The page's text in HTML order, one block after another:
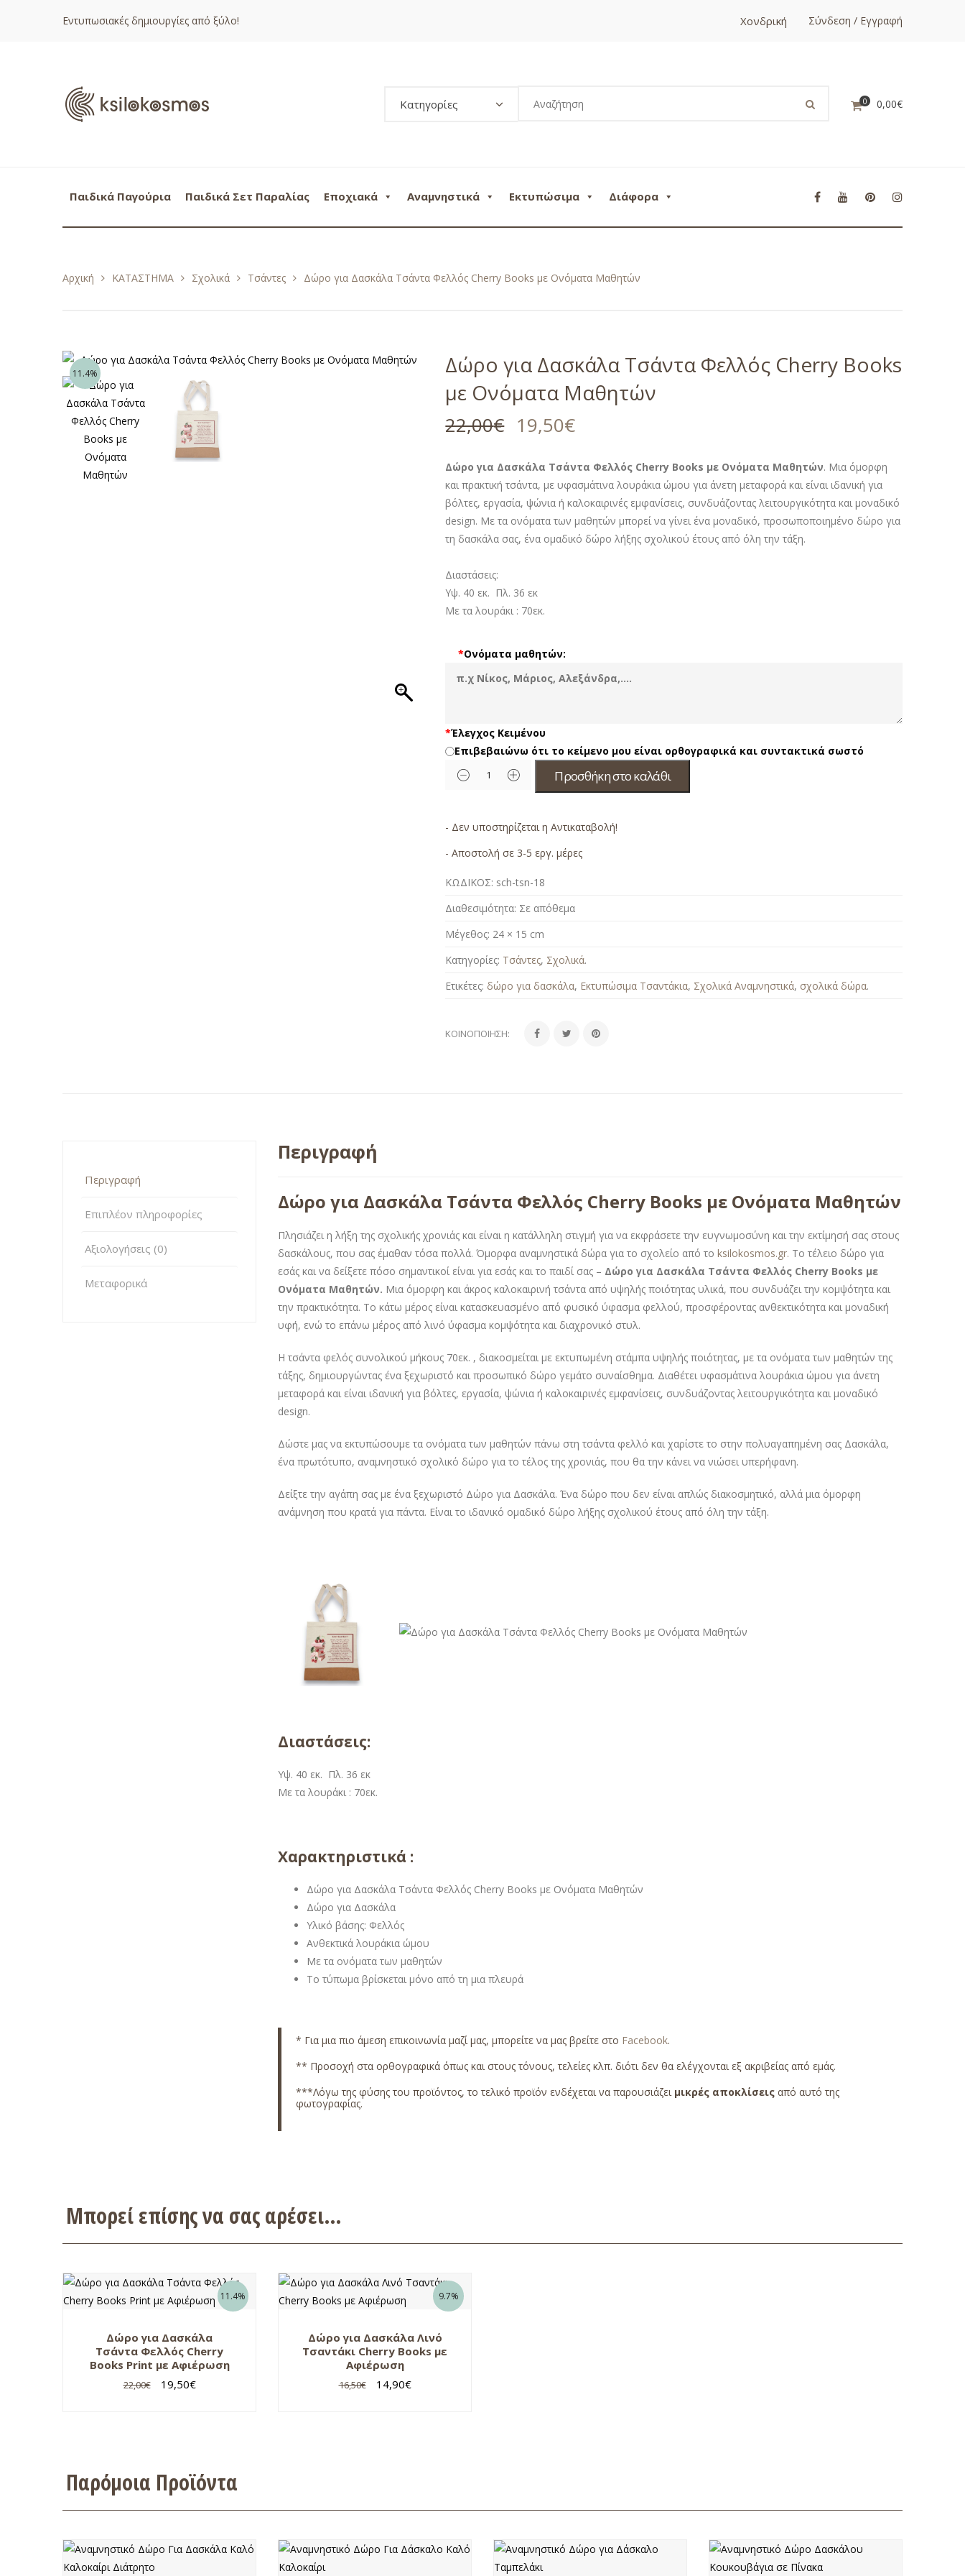
Εντυπωσιακές δημιουργίες από ξύλο! Χονδρική Σύνδεση / Εγγραφή
Κατηγορίες 0 0,00€
Παιδικά Παγούρια Παιδικά Σετ Παραλίας Εποχιακά Αναμνηστικά Εκτυπώσιμα Διάφορα
Αρχική ΚΑΤΑΣΤΗΜΑ Σχολικά Τσάντες Δώρο για Δασκάλα Τσάντα Φελλός Cherry Books με Ονόματα Μαθητών
11.4%
Δώρο για Δασκάλα Τσάντα Φελλός Cherry Books
με Ονόματα Μαθητών
22,00€ 19,50€
Δώρο για Δασκάλα Τσάντα Φελλός Cherry Books με Ονόματα Μαθητών. Μια όμορφη
και πρακτική τσάντα, με υφασμάτινα λουράκια ώμου για άνετη μεταφορά και είναι ιδανική για
βόλτες, εργασία, ψώνια ή καλοκαιρινές εμφανίσεις, συνδυάζοντας λειτουργικότητα και μοναδικό
design. Με τα ονόματα των μαθητών μπορεί να γίνει ένα μοναδικό, προσωποποιημένο δώρο για
τη δασκάλα σας, ένα ομαδικό δώρο λήξης σχολικού έτους από όλη την τάξη.
Διαστάσεις:
Υψ. 40 εκ. Πλ. 36 εκ
Με τα λουράκι : 70εκ.
*Ονόματα μαθητών:
*Έλεγχος Κειμένου
Επιβεβαιώνω ότι το κείμενο μου είναι ορθογραφικά και συντακτικά σωστό
Προσθήκη στο καλάθι
- Δεν υποστηρίζεται η Αντικαταβολή!
- Αποστολή σε 3-5 εργ. μέρες
ΚΩΔΙΚΟΣ: sch-tsn-18
Διαθεσιμότητα: Σε απόθεμα
Μέγεθος: 24 × 15 cm
Κατηγορίες: Τσάντες, Σχολικά.
Ετικέτες: δώρο για δασκάλα, Εκτυπώσιμα Τσαντάκια, Σχολικά Αναμνηστικά, σχολικά δώρα.
ΚΟΙΝΟΠΟΊΗΣΗ:
Περιγραφή
Επιπλέον πληροφορίες
Αξιολογήσεις (0)
Μεταφορικά
Περιγραφή
Δώρο για Δασκάλα Τσάντα Φελλός Cherry Books με Ονόματα Μαθητών
Πλησιάζει η λήξη της σχολικής χρονιάς και είναι η κατάλληλη στιγμή για να εκφράσετε την ευγνωμοσύνη και την εκτίμησή σας στους
δασκάλους, που σας έμαθαν τόσα πολλά. Όμορφα αναμνηστικά δώρα για το σχολείο από το ksilokosmos.gr. Το τέλειο δώρο για
εσάς και να δείξετε πόσο σημαντικοί είναι για εσάς και το παιδί σας – Δώρο για Δασκάλα Τσάντα Φελλός Cherry Books με
Ονόματα Μαθητών. Μια όμορφη και άκρος καλοκαιρινή τσάντα από υψηλής ποιότητας υλικά, που συνδυάζει την κομψότητα και
την πρακτικότητα. Το κάτω μέρος είναι κατασκευασμένο από φυσικό ύφασμα φελλού, προσφέροντας ανθεκτικότητα και μοναδική
υφή, ενώ το επάνω μέρος από λινό ύφασμα κομψότητα και διαχρονικό στυλ.
Η τσάντα φελός συνολικού μήκους 70εκ. , διακοσμείται με εκτυπωμένη στάμπα υψηλής ποιότητας, με τα ονόματα των μαθητών της
τάξης, δημιουργώντας ένα ξεχωριστό και προσωπικό δώρο γεμάτο συναίσθημα. Διαθέτει υφασμάτινα λουράκια ώμου για άνετη
μεταφορά και είναι ιδανική για βόλτες, εργασία, ψώνια ή καλοκαιρινές εμφανίσεις, συνδυάζοντας λειτουργικότητα και μοναδικό
design.
Δώστε μας να εκτυπώσουμε τα ονόματα των μαθητών πάνω στη τσάντα φελλό και χαρίστε το στην πολυαγαπημένη σας Δασκάλα,
ένα πρωτότυπο, αναμνηστικό σχολικ΄ο δώρο για το τέλος της χρονιάς, που θα την κάνει να νιώσει υπερήφανη.
Δείξτε την αγάπη σας με ένα ξεχωριστό Δώρο για Δασκάλα. Ένα δώρο που δεν είναι απλώς διακοσμητικό, αλλά μια όμορφη
ανάμνηση που κρατά για πάντα. Είναι το ιδανικό ομαδικό δώρο λήξης σχολικού έτους από όλη την τάξη.
Διαστάσεις:
Υψ. 40 εκ. Πλ. 36 εκ
Με τα λουράκι : 70εκ.
Χαρακτηριστικά :
Δώρο για Δασκάλα Τσάντα Φελλός Cherry Books με Ονόματα Μαθητών
Δώρο για Δασκάλα
Υλικό βάσης: Φελλός
Ανθεκτικά λουράκια ώμου
Με τα ονόματα των μαθητών
Το τύπωμα βρίσκεται μόνο από τη μια πλευρά
* Για μια πιο άμεση επικοινωνία μαζί μας, μπορείτε να μας βρείτε στο Facebook.
** Προσοχή στα ορθογραφικά όπως και στους τόνους, τελείες κλπ. διότι δεν θα ελέγχονται εξ ακριβείας από εμάς.
***Λόγω της φύσης του προϊόντος, το τελικό προϊόν ενδέχεται να παρουσιάζει μικρές αποκλίσεις από αυτό της
φωτογραφίας.
Μπορεί επίσης να σας αρέσει…
11.4%
Δώρο για Δασκάλα
Τσάντα Φελλός Cherry
Books Print με Αφιέρωση
22,00€ 19,50€
9.7%
Δώρο για Δασκάλα Λινό
Τσαντάκι Cherry Books με
Αφιέρωση
16,50€ 14,90€
Παρόμοια Προϊόντα